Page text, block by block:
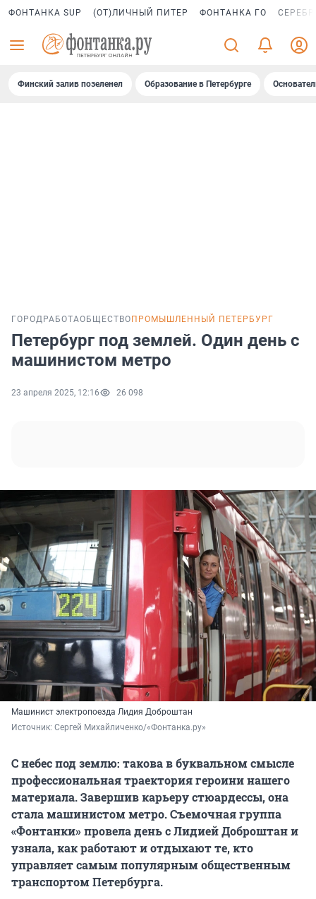
ФОНТАНКА SUP (ОТ)ЛИЧНЫЙ ПИТЕР ФОНТАНКА ГО
Финский залив позеленел Образование в Петербурге
ГОРОД РАБОТАОБЩЕСТВО ПРОМЫШЛЕННЫЙ ПЕТЕРБУРГ
Петербург под землей. Один день с
машинистом метро
23 апреля 2025, 12:16 26 098
Машинист электропоезда Лидия Доброштан
Источник: Сергей Михайличенко/«Фонтанка.ру»
С небес под землю: такова в буквальном смысле
профессиональная траектория героини нашего
материала. Завершив карьеру стюардессы, она
стала машинистом метро. Съемочная группа
«Фонтанки» провела день с Лидией Доброштан и
узнала, как работают и отдыхают те, кто
управляет самым популярным общественным
транспортом Петербурга.